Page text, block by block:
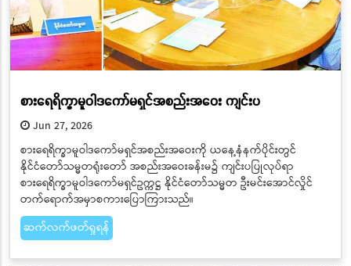
စားရေရိက္ခာမူဝါဒကော်မရှင်အစည်းအဝေး ကျင်းပ
Jun 27, 2026
စားရေရိက္ခာမူဝါဒကော်မရှင်အစည်းအဝေးကို ယနေ့နံနက်ပိုင်းတွင်
နိုင်ငံတော်သမ္မတရုံးတော် အစည်းအဝေးခန်းမ၌ ကျင်းပပြုလုပ်ရာ
စားရေရိက္ခာမူဝါဒကော်မရှင်ဥက္ကဋ္ဌ နိုင်ငံတော်သမ္မတ ဦးမင်းအောင်လှိုင်
တက်ရောက်အမှာစကားပြောကြားသည်။
ဆက်လက်ဖတ်ရှုရန်